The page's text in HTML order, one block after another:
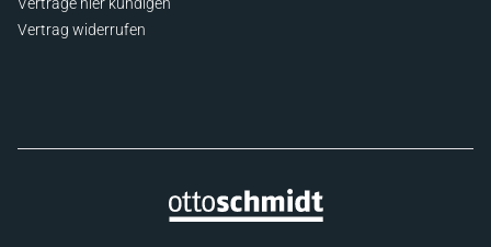
Vertrag widerrufen